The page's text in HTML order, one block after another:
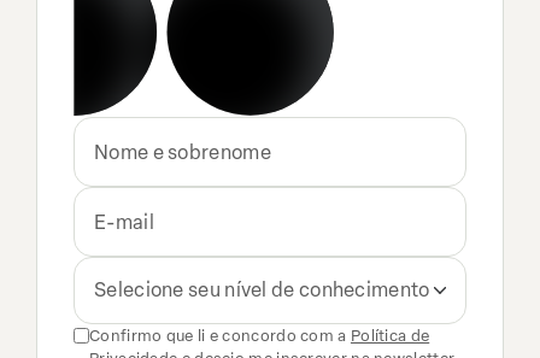
Selecione seu nível de conhecimento
Confirmo que li e concordo com a Política de